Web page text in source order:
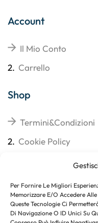
Per Fornire Le Migliori
Memorizzare E/o Accedere
Queste Tecnologie Ci
Di Navigazione O ID Unici Su
Account
Il Mio Conto
2. Carrello
Shop
Termini&Condizioni
2. Cookie Policy